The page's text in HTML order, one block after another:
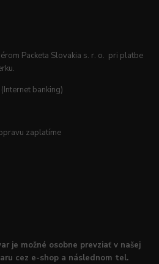
Packeta Slovakia s. r. o. pri platbe
banking)
zaplatíme
je možné osobne prevziať v našej
cez e-shop a následnom tel.